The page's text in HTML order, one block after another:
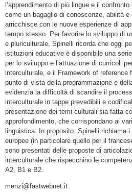
l’apprendimento di più lingue e il
come un bagaglio di conoscenze, abilità
arricchisce con le nuove esperienze di
tempo stesso. Per favorire lo sviluppo di
e pluriculturale, Spinelli ricorda che oggi
istituzioni educative è disponibile una
per lo sviluppo e l’attuazione di curricoli
interculturale, e il Framework of reference
punto di vista della programmazione e
evidenzia la difficoltà di scandire il
interculturale in tappe prevedibili e
presentazione dei temi culturali sia fatta
approfondimento, che corrispondano ai
linguistica. In proposito, Spinelli richiama
europee (in particolare quello per il
sono presentati delle proposte di
interculturale che rispecchino le
A2, B1 e B2.
menzi@fastwebnet.it